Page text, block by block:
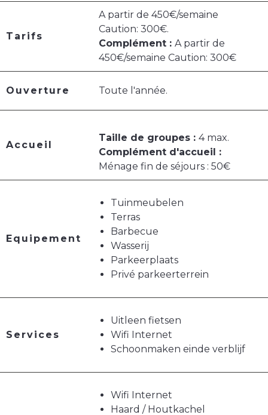
Tarifs
A partir de 450€/semaine
Caution: 300€.
Complément : A partir de
450€/semaine Caution: 300€
Ouverture Toute l'année.
Accueil
Taille de groupes : 4 max.
Complément d'accueil :
Ménage fin de séjours : 50€
Equipement
Tuinmeubelen
Terras
Barbecue
Wasserij
Parkeerplaats
Privé parkeerterrein
Services
Uitleen fietsen
Wifi Internet
Schoonmaken einde verblijf
Wifi Internet
Haard / Houtkachel